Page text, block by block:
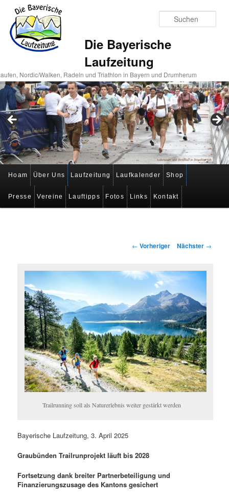
Die Bayerische
Laufzeitung
Nordic/Walken, Radeln und Triathlon in Bayern und Drumherum
Hauptmenü
Zum
primären
Zum
sekundären
Hoam Über Uns Laufzeitung Laufkalender Shop
Presse Vereine Lauftipps Fotos Links Kontakt
Beitragsnavigation
← Vorheriger Nächster →
Trailrunning soll als Naturerlebnis weiter gestärkt werden
Bayerische Laufzeitung, 3. April 2025
Graubünden Trailrunprojekt läuft bis 2028
Fortsetzung dank breiter Partnerbeteiligung und
Finanzierungszusage des Kantons gesichert